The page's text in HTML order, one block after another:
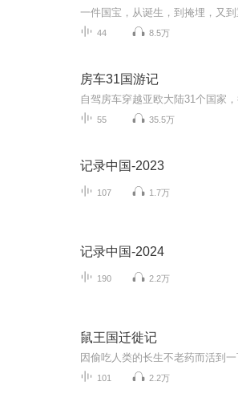
44 8.5万
房车31国游记
55 35.5万
记录中国-2023
107 1.7万
记录中国-2024
190 2.2万
鼠王国迁徙记
101 2.2万